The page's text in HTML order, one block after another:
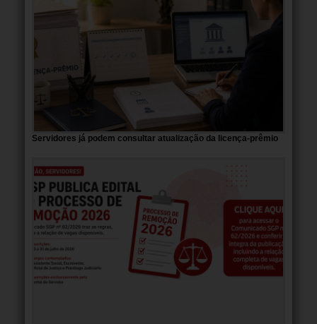
Servidores já podem consultar atualização da licença-prêmio